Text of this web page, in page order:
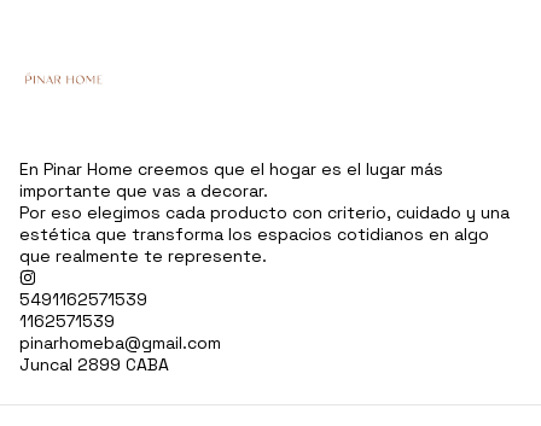
En Pinar Home creemos que el hogar es el lugar más
importante que vas a decorar.
Por eso elegimos cada producto con criterio, cuidado y una
estética que transforma los espacios cotidianos en algo
que realmente te represente.
5491162571539
1162571539
pinarhomeba@gmail.com
Juncal 2899 CABA